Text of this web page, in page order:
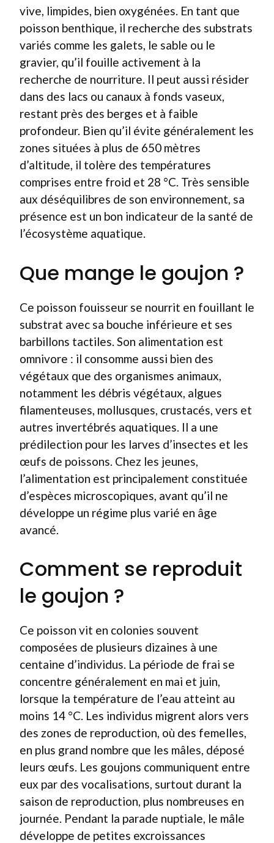
vive, limpides, bien oxygénées. En tant que
poisson benthique, il recherche des substrats
variés comme les galets, le sable ou le
gravier, qu’il fouille activement à la
recherche de nourriture. Il peut aussi résider
dans des lacs ou canaux à fonds vaseux,
restant près des berges et à faible
profondeur. Bien qu’il évite généralement les
zones situées à plus de 650 mètres
d’altitude, il tolère des températures
comprises entre froid et 28 °C. Très sensible
aux déséquilibres de son environnement, sa
présence est un bon indicateur de la santé de
l’écosystème aquatique.
Que mange le goujon ?
Ce poisson fouisseur se nourrit en fouillant le
substrat avec sa bouche inférieure et ses
barbillons tactiles. Son alimentation est
omnivore : il consomme aussi bien des
végétaux que des organismes animaux,
notamment les débris végétaux, algues
filamenteuses, mollusques, crustacés, vers et
autres invertébrés aquatiques. Il a une
prédilection pour les larves d’insectes et les
œufs de poissons. Chez les jeunes,
l’alimentation est principalement constituée
d’espèces microscopiques, avant qu’il ne
développe un régime plus varié en âge
avancé.
Comment se reproduit
le goujon ?
Ce poisson vit en colonies souvent
composées de plusieurs dizaines à une
centaine d’individus. La période de frai se
concentre généralement en mai et juin,
lorsque la température de l’eau atteint au
moins 14 °C. Les individus migrent alors vers
des zones de reproduction, où des femelles,
en plus grand nombre que les mâles, déposé
leurs œufs. Les goujons communiquent entre
eux par des vocalisations, surtout durant la
saison de reproduction, plus nombreuses en
journée. Pendant la parade nuptiale, le mâle
développe de petites excroissances